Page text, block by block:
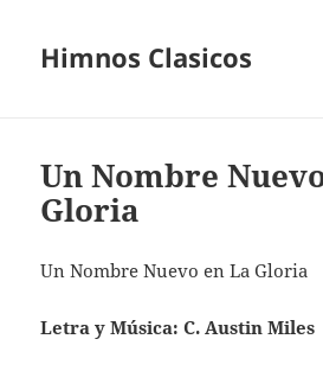
Himnos Clasicos
Un Nombre
Gloria
Un Nombre Nuevo en La Gloria
Letra y Música: C. Austin Miles